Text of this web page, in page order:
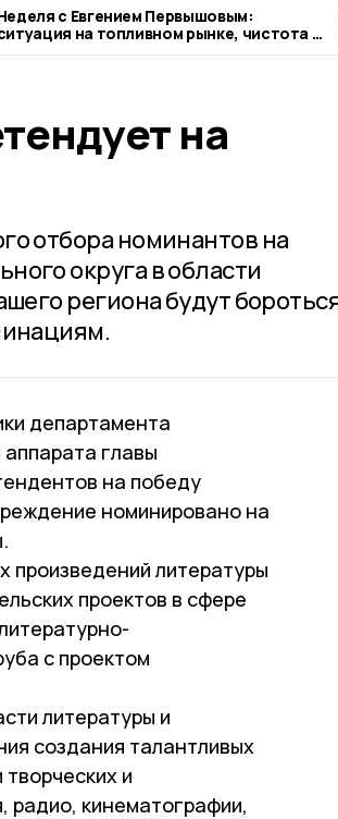
с Евгением Первышовым:
на топливном рынке, чистота в
и приоритеты образования
на
отбора номинантов на
округа в области
региона будут
департамента
главы
на победу
номинировано на
произведений литературы
проектов в сфере
с проектом
литературы и
создания талантливых
и
радио, кинематографии,